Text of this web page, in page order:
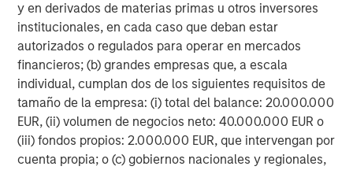
y en derivados de materias primas u otros inversores
institucionales, en cada caso que deban estar
autorizados o regulados para operar en mercados
financieros; (b) grandes empresas que, a escala
individual, cumplan dos de los siguientes requisitos de
tamaño de la empresa: (i) total del balance: 20.000.000
EUR, (ii) volumen de negocios neto: 40.000.000 EUR o
(iii) fondos propios: 2.000.000 EUR, que intervengan por
cuenta propia; o (c) gobiernos nacionales y regionales,
We’re seeing momentum across several fronts, including
sponsor-led refinancings, LBO activity, and early signs of
a pickup in exits. Many companies extended maturities
during the rate hiking cycle, which gave them flexibility.
With greater visibility into the rate environment, those
borrowers are now reengaging the market. Taken
together, we believe this looks like the early stages of a
multi-year expansion in deal supply.